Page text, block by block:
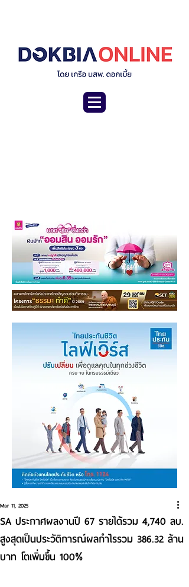
SA ประกาศผลงานปี 67 รายได้รวม 4,740 ลบ.
สูงสุดเป็นประวัติการณ์ผลกำไรรวม 386.32 ล้าน
บาท โตเพิ่มขึ้น 100%
Mar 11, 2025